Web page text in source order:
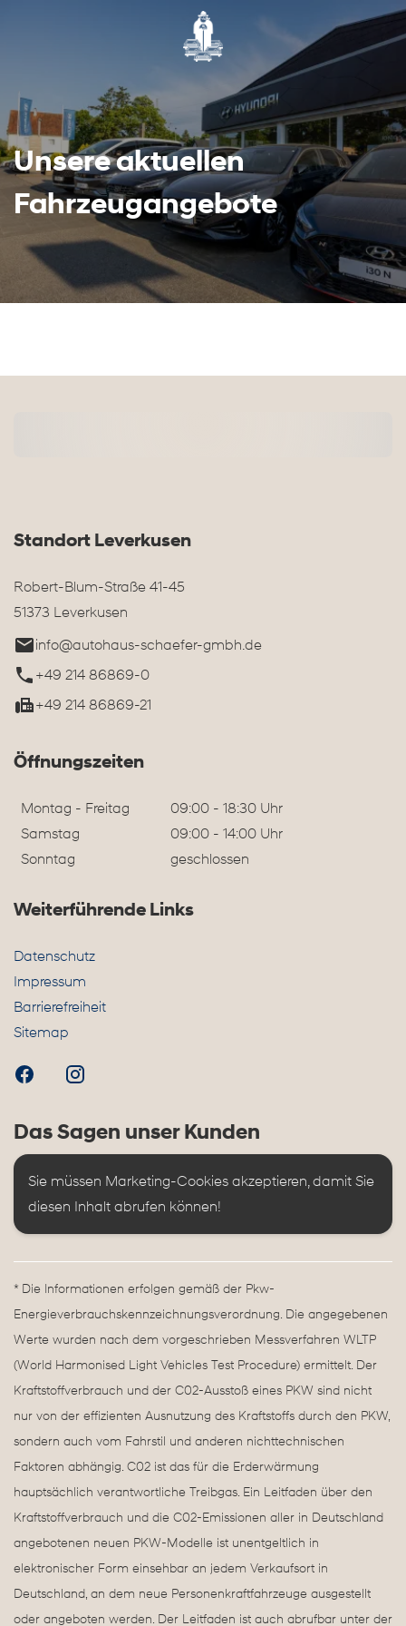
Unsere aktuellen
Fahrzeugangebote
Standort Leverkusen
Robert-Blum-Straße 41-45
51373 Leverkusen
info@autohaus-schaefer-gmbh.de
+49 214 86869-0
+49 214 86869-21
Öffnungszeiten
Montag - Freitag
09:00 - 18:30 Uhr
Samstag
09:00 - 14:00 Uhr
Sonntag
geschlossen
Weiterführende Links
Datenschutz
Impressum
Barrierefreiheit
Sitemap
Das Sagen unser Kunden
Sie müssen Marketing-Cookies akzeptieren, damit Sie
diesen Inhalt abrufen können!
* Die Informationen erfolgen gemäß der Pkw-
Energieverbrauchskennzeichnungsverordnung. Die angegebenen
Werte wurden nach dem vorgeschrieben Messverfahren WLTP
(World Harmonised Light Vehicles Test Procedure) ermittelt. Der
Kraftstoffverbrauch und der C02-Ausstoß eines PKW sind nicht
nur von der effizienten Ausnutzung des Kraftstoffs durch den PKW,
sondern auch vom Fahrstil und anderen nichttechnischen
Faktoren abhängig. C02 ist das für die Erderwärmung
hauptsächlich verantwortliche Treibgas. Ein Leitfaden über den
Kraftstoffverbrauch und die C02-Emissionen aller in Deutschland
angebotenen neuen PKW-Modelle ist unentgeltlich in
elektronischer Form einsehbar an jedem Verkaufsort in
Deutschland, an dem neue Personenkraftfahrzeuge ausgestellt
oder angeboten werden. Der Leitfaden ist auch abrufbar unter der